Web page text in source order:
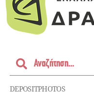
DEPOSITPHOTOS